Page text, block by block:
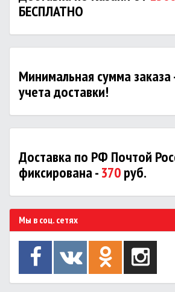
БЕСПЛАТНО
Минимальная сумма заказа
учета доставки!
Доставка по РФ Почтой
фиксирована -370руб.
Мы в соц. сетях